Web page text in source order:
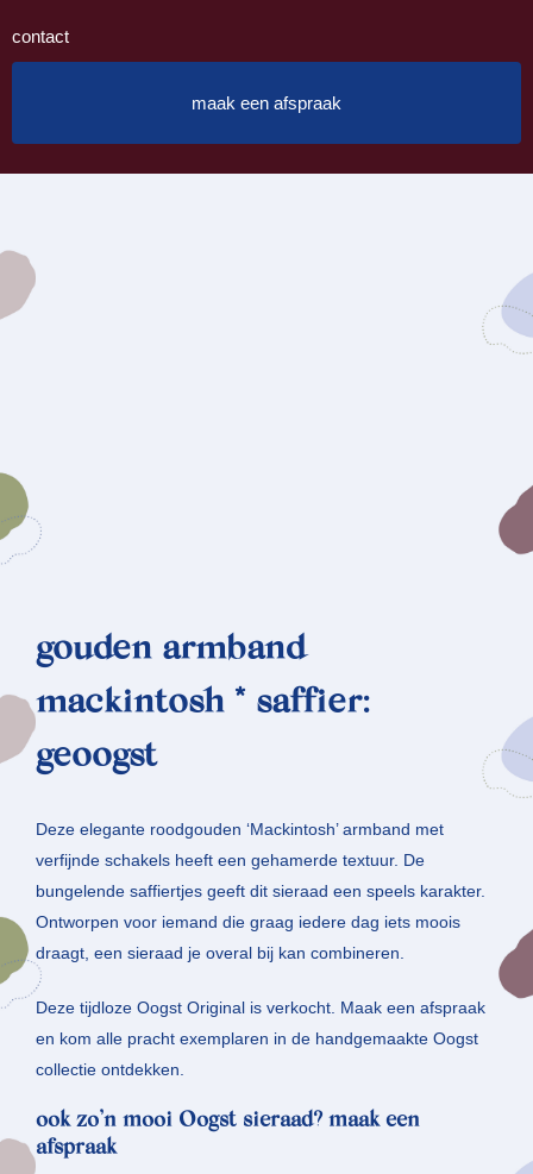
contact
maak een afspraak
gouden armband
mackintosh * saffier:
geoogst
Deze elegante roodgouden ‘Mackintosh’ armband met
verfijnde schakels heeft een gehamerde textuur. De
bungelende saffiertjes geeft dit sieraad een speels karakter.
Ontworpen voor iemand die graag iedere dag iets moois
draagt, een sieraad je overal bij kan combineren.
Deze tijdloze Oogst Original is verkocht. Maak een afspraak
en kom alle pracht exemplaren in de handgemaakte Oogst
collectie ontdekken.
ook zo’n mooi Oogst sieraad? maak een
afspraak